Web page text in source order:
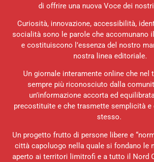
di offrire una nuova Voce dei
Curiosità, innovazione, accessibilità,
socialità sono le parole che accomunano
e costituiscono l’essenza del nostro
nostra linea editoriale.
Un giornale interamente online che nel
sempre più riconosciuto dalla
un’informazione accorta ed
precostituite e che trasmette semplicità e
stesso.
Un progetto frutto di persone libere e
città capoluogo nella quale si fondano le
aperto ai territori limitrofi e a tutto il Nord